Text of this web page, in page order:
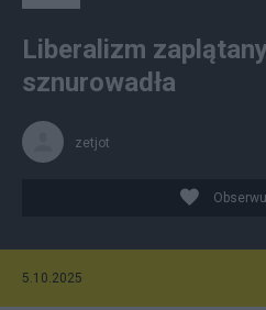
Liberalizm
sznurowadła
zetjot
5.10.2025